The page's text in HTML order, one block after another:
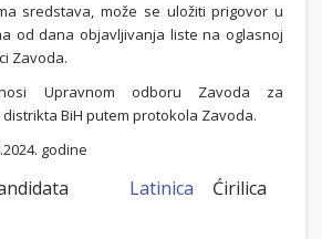
sredstava, može se uložiti prigovor u
od dana objavljivanja liste na oglasnoj
Zavoda.
Upravnom odboru Zavoda za
BiH putem protokola Zavoda.
godine
Latinica Ćirilica